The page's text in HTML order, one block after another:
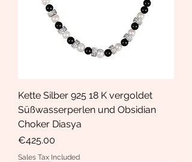
Kette Silber 925 18 K vergoldet
Süßwasserperlen und Obsidian
Choker Diasya
Price
€425.00
Sales Tax Included